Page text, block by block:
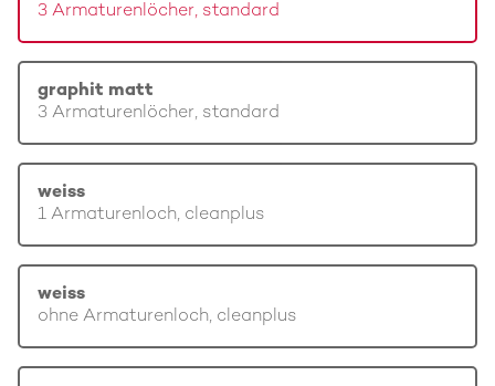
3 Armaturenlöcher, standard
graphit matt
3 Armaturenlöcher, standard
weiss
1 Armaturenloch, cleanplus
weiss
ohne Armaturenloch, cleanplus